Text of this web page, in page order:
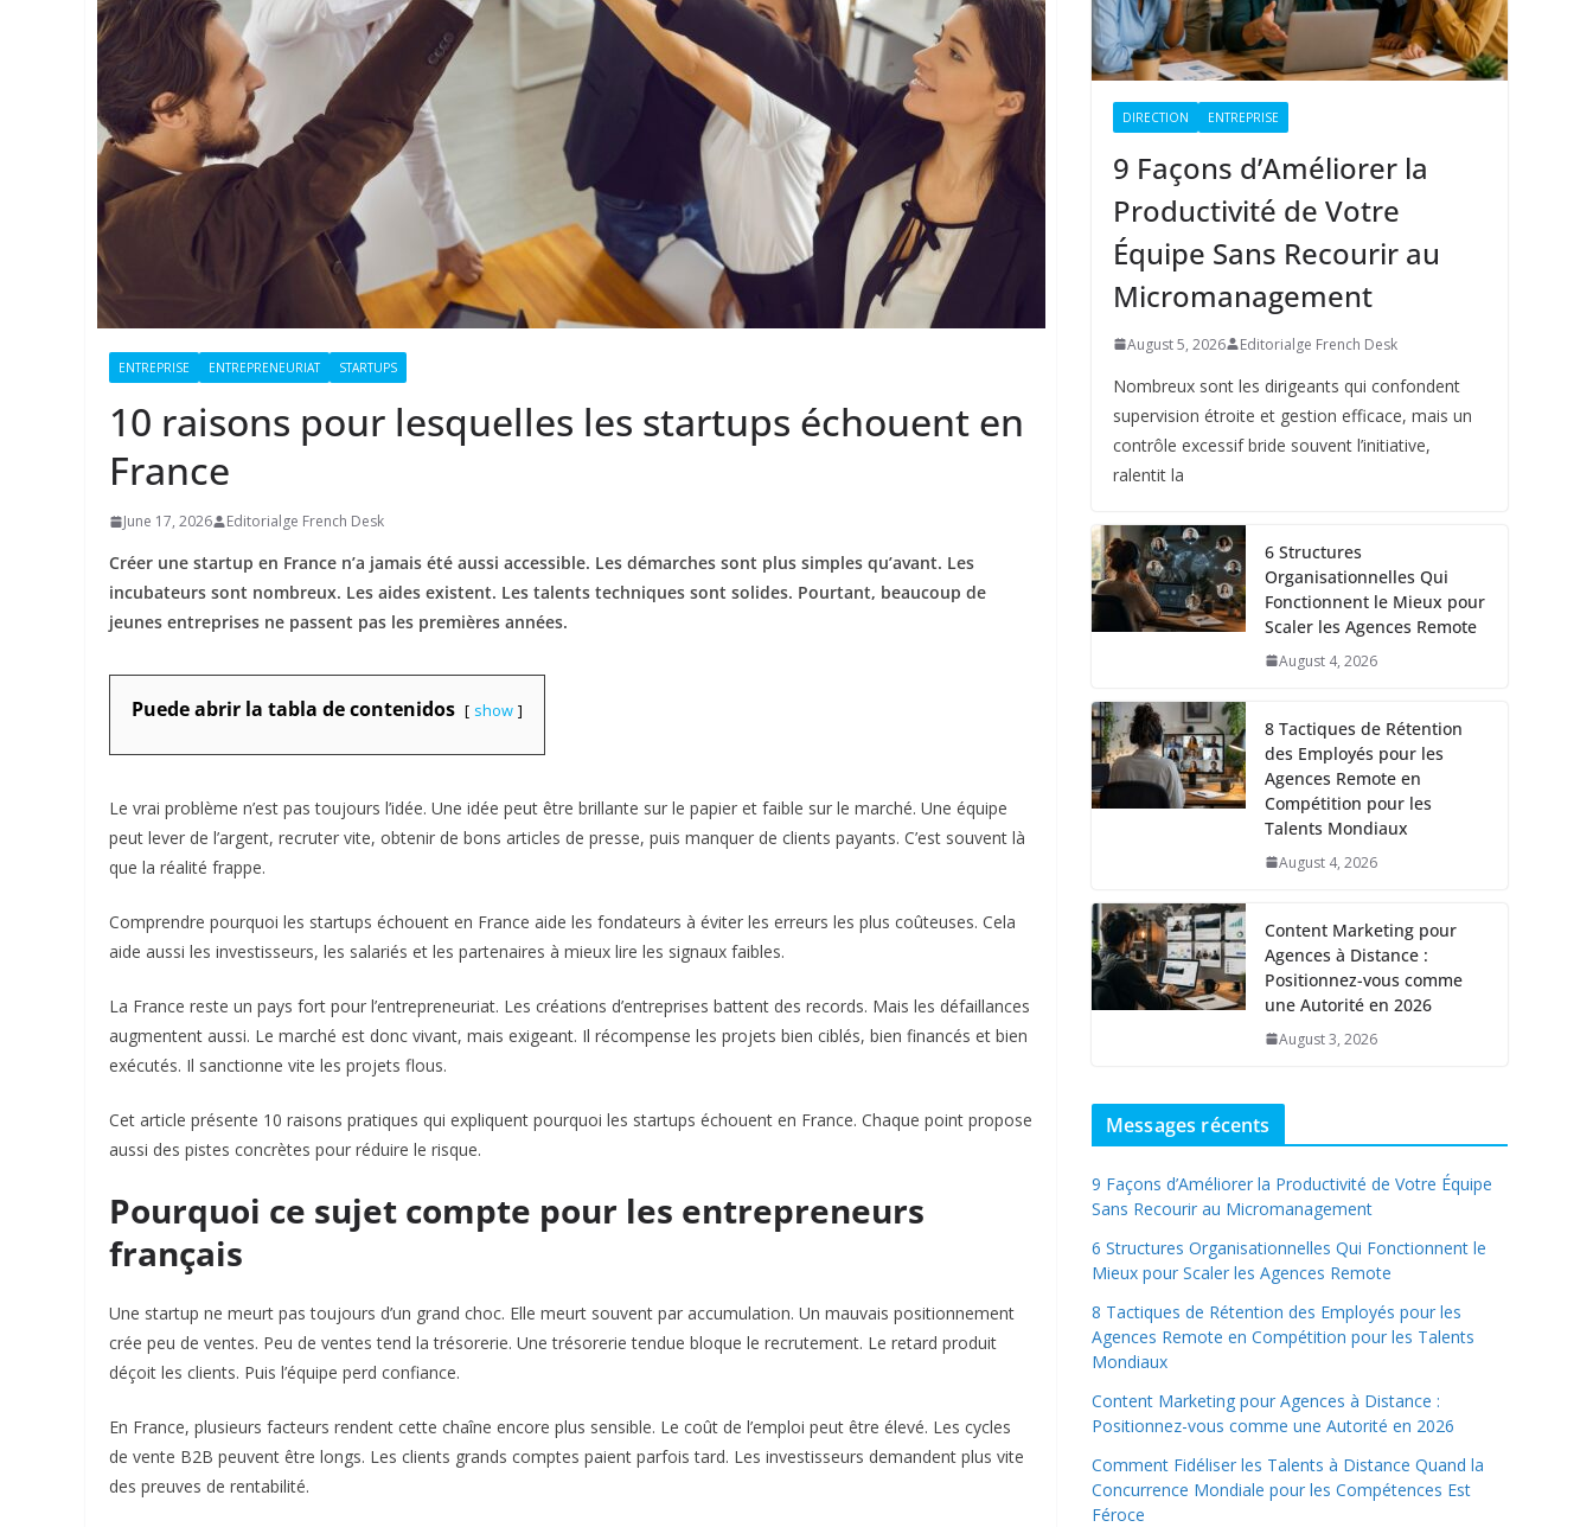
ENTREPRISE ENTREPRENEURIAT STARTUPS
10 raisons pour lesquelles les startups échouent en
France
June 17, 2026 Editorialge French Desk
Créer une startup en France n’a jamais été aussi accessible. Les démarches sont plus simples qu’avant. Les
incubateurs sont nombreux. Les aides existent. Les talents techniques sont solides. Pourtant, beaucoup de
jeunes entreprises ne passent pas les premières années.
Puede abrir la tabla de contenidos show
Le vrai problème n’est pas toujours l’idée. Une idée peut être brillante sur le papier et faible sur le marché. Une équipe
peut lever de l’argent, recruter vite, obtenir de bons articles de presse, puis manquer de clients payants. C’est souvent là
que la réalité frappe.
Comprendre pourquoi les startups échouent en France aide les fondateurs à éviter les erreurs les plus coûteuses. Cela
aide aussi les investisseurs, les salariés et les partenaires à mieux lire les signaux faibles.
La France reste un pays fort pour l’entrepreneuriat. Les créations d’entreprises battent des records. Mais les défaillances
augmentent aussi. Le marché est donc vivant, mais exigeant. Il récompense les projets bien ciblés, bien financés et bien
exécutés. Il sanctionne vite les projets flous.
Cet article présente 10 raisons pratiques qui expliquent pourquoi les startups échouent en France. Chaque point propose
aussi des pistes concrètes pour réduire le risque.
Pourquoi ce sujet compte pour les entrepreneurs
français
Une startup ne meurt pas toujours d’un grand choc. Elle meurt souvent par accumulation. Un mauvais positionnement
crée peu de ventes. Peu de ventes tend la trésorerie. Une trésorerie tendue bloque le recrutement. Le retard produit
déçoit les clients. Puis l’équipe perd confiance.
En France, plusieurs facteurs rendent cette chaîne encore plus sensible. Le coût de l’emploi peut être élevé. Les cycles
de vente B2B peuvent être longs. Les clients grands comptes paient parfois tard. Les investisseurs demandent plus vite
des preuves de rentabilité.
DIRECTION ENTREPRISE
9 Façons d’Améliorer la
Productivité de Votre
Équipe Sans Recourir au
Micromanagement
August 5, 2026 Editorialge French Desk
Nombreux sont les dirigeants qui confondent
supervision étroite et gestion efficace, mais un
contrôle excessif bride souvent l’initiative,
ralentit la
6 Structures
Organisationnelles Qui
Fonctionnent le Mieux pour
Scaler les Agences Remote
August 4, 2026
8 Tactiques de Rétention
des Employés pour les
Agences Remote en
Compétition pour les
Talents Mondiaux
August 4, 2026
Content Marketing pour
Agences à Distance :
Positionnez-vous comme
une Autorité en 2026
August 3, 2026
Messages récents
9 Façons d’Améliorer la Productivité de Votre Équipe
Sans Recourir au Micromanagement
6 Structures Organisationnelles Qui Fonctionnent le
Mieux pour Scaler les Agences Remote
8 Tactiques de Rétention des Employés pour les
Agences Remote en Compétition pour les Talents
Mondiaux
Content Marketing pour Agences à Distance :
Positionnez-vous comme une Autorité en 2026
Comment Fidéliser les Talents à Distance Quand la
Concurrence Mondiale pour les Compétences Est
Féroce